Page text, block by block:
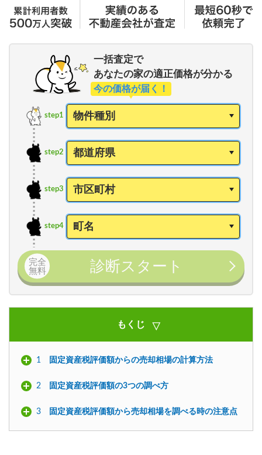
一括査定で
あなたの家の適正価格が分かる
今の価格が届く！
step1
step2
step3
step4
完全
無料
診断スタート
もくじ
1 固定資産税評価額からの売却相場の計算方法
2 固定資産税評価額の3つの調べ方
3 固定資産税評価額から売却相場を調べる時の注意点